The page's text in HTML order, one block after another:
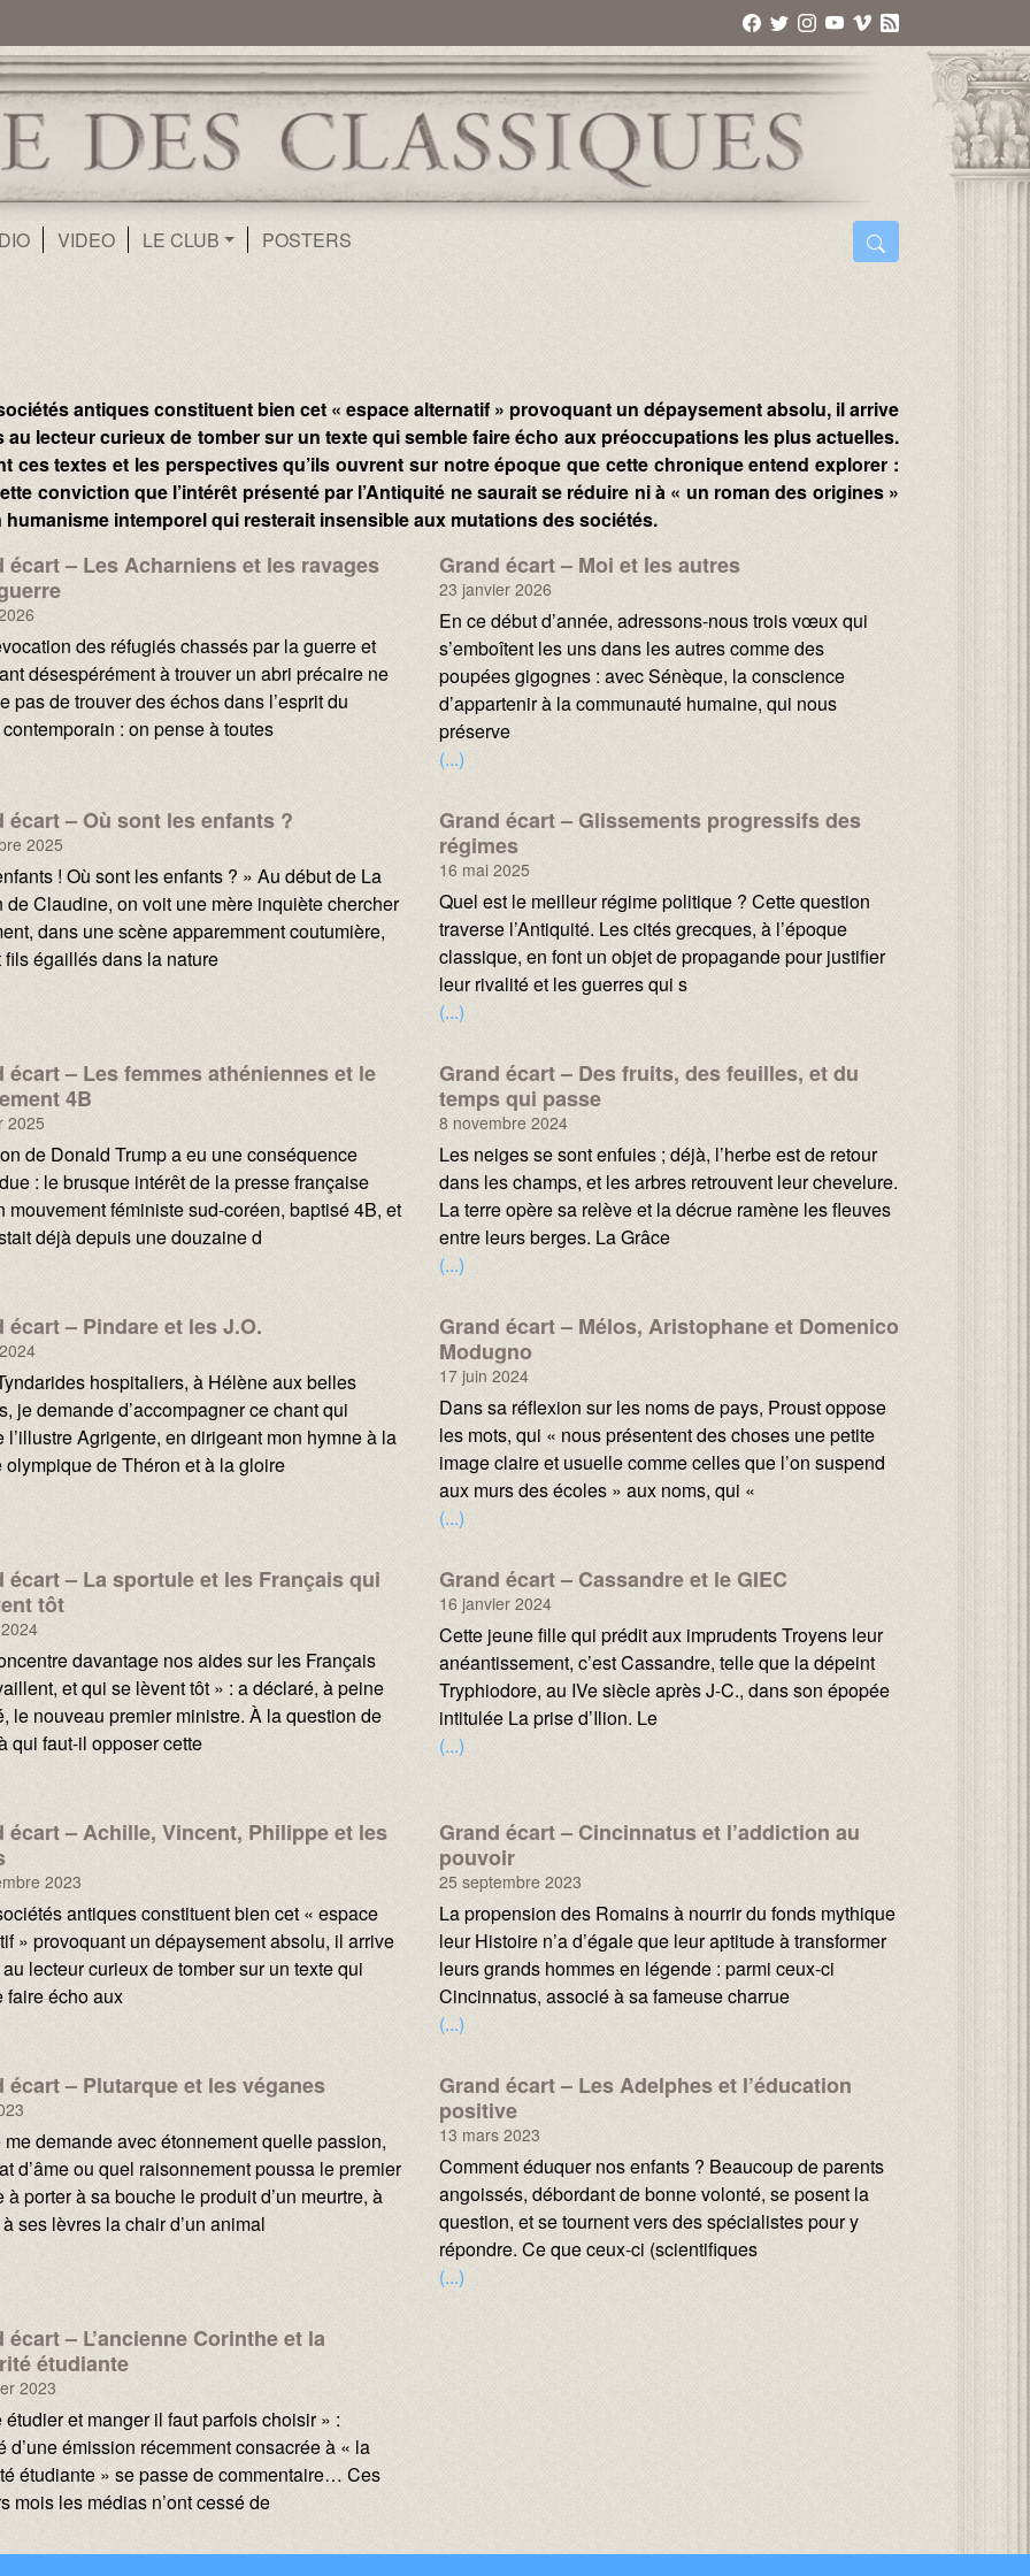
VIDEO LE CLUB POSTERS
antiques constituent bien cet « espace alternatif » provoquant un dépaysement absolu, il arrive
au lecteur curieux de tomber sur un texte qui semble faire écho aux préoccupations les plus actuelles.
ces textes et les perspectives qu’ils ouvrent sur notre époque que cette chronique entend explorer :
conviction que l’intérêt présenté par l’Antiquité ne saurait se réduire ni à « un roman des origines »
humanisme intemporel qui resterait insensible aux mutations des sociétés.
écart – Les Acharniens et les ravages
des réfugiés chassés par la guerre et
désespérément à trouver un abri précaire ne
pas de trouver des échos dans l’esprit du
: on pense à toutes
Grand écart – Moi et les autres
23 janvier 2026
Texte :
En ce début d’année, adressons-nous trois vœux qui
s’emboîtent les uns dans les autres comme des
poupées gigognes : avec Sénèque, la conscience
d’appartenir à la communauté humaine, qui nous
préserve
(...)
écart – Où sont les enfants ?
2025
! Où sont les enfants ? » Au début de La
de Claudine, on voit une mère inquiète chercher
dans une scène apparemment coutumière,
fils égaillés dans la nature
Grand écart – Glissements progressifs des
régimes
16 mai 2025
Texte :
Quel est le meilleur régime politique ? Cette question
traverse l’Antiquité. Les cités grecques, à l’époque
classique, en font un objet de propagande pour justifier
leur rivalité et les guerres qui s
(...)
écart – Les femmes athéniennes et le
4B
2025
de Donald Trump a eu une conséquence
: le brusque intérêt de la presse française
mouvement féministe sud-coréen, baptisé 4B, et
déjà depuis une douzaine d
Grand écart – Des fruits, des feuilles, et du
temps qui passe
8 novembre 2024
Texte :
Les neiges se sont enfuies ; déjà, l’herbe est de retour
dans les champs, et les arbres retrouvent leur chevelure.
La terre opère sa relève et la décrue ramène les fleuves
entre leurs berges. La Grâce
(...)
écart – Pindare et les J.O.
hospitaliers, à Hélène aux belles
je demande d’accompagner ce chant qui
l’illustre Agrigente, en dirigeant mon hymne à la
olympique de Théron et à la gloire
Grand écart – Mélos, Aristophane et Domenico
Modugno
17 juin 2024
Texte :
Dans sa réflexion sur les noms de pays, Proust oppose
les mots, qui « nous présentent des choses une petite
image claire et usuelle comme celles que l’on suspend
aux murs des écoles » aux noms, qui «
(...)
écart – La sportule et les Français qui
tôt
davantage nos aides sur les Français
et qui se lèvent tôt » : a déclaré, à peine
le nouveau premier ministre. À la question de
qui faut-il opposer cette
Grand écart – Cassandre et le GIEC
16 janvier 2024
Texte :
Cette jeune fille qui prédit aux imprudents Troyens leur
anéantissement, c’est Cassandre, telle que la dépeint
Tryphiodore, au IVe siècle après J-C., dans son épopée
intitulée La prise d’Ilion. Le
(...)
écart – Achille, Vincent, Philippe et les
2023
antiques constituent bien cet « espace
» provoquant un dépaysement absolu, il arrive
lecteur curieux de tomber sur un texte qui
faire écho aux
Grand écart – Cincinnatus et l’addiction au
pouvoir
25 septembre 2023
Texte :
La propension des Romains à nourrir du fonds mythique
leur Histoire n’a d’égale que leur aptitude à transformer
leurs grands hommes en légende : parmi ceux-ci
Cincinnatus, associé à sa fameuse charrue
(...)
écart – Plutarque et les véganes
demande avec étonnement quelle passion,
d’âme ou quel raisonnement poussa le premier
à porter à sa bouche le produit d’un meurtre, à
ses lèvres la chair d’un animal
Grand écart – Les Adelphes et l’éducation
positive
13 mars 2023
Texte :
Comment éduquer nos enfants ? Beaucoup de parents
angoissés, débordant de bonne volonté, se posent la
question, et se tournent vers des spécialistes pour y
répondre. Ce que ceux-ci (scientifiques
(...)
écart – L’ancienne Corinthe et la
étudiante
2023
étudier et manger il faut parfois choisir » :
d’une émission récemment consacrée à « la
étudiante » se passe de commentaire… Ces
mois les médias n’ont cessé de